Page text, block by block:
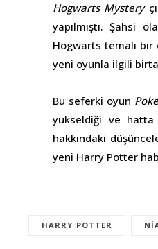
Hogwarts Mystery
yapılmıştı. Şahsi
Hogwarts temalı
yeni oyunla ilgili
Bu seferki oyun
yükseldiği ve
hakkındaki
yeni Harry Potter
HARRY POTTER